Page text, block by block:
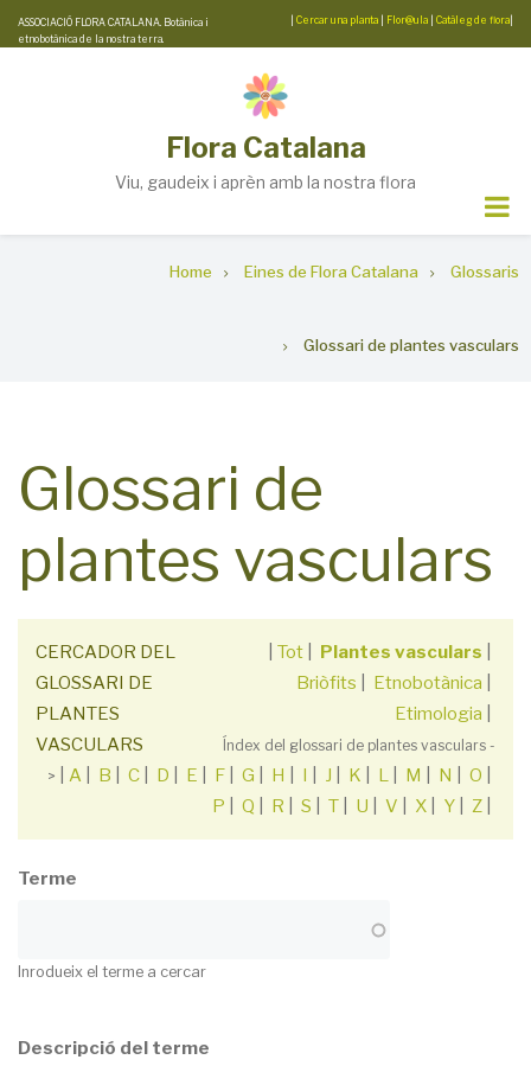
Skip
to
ASSOCIACIÓ FLORA CATALANA. Botànica i
etnobotànica de la nostra terra.
Cercar una planta Flor@ula Catàleg de flora
Flora Catalana
Viu, gaudeix i aprèn amb la nostra flora
Home Eines de Flora Catalana Glossaris
Glossari de plantes vasculars
Glossari de
plantes vasculars
CERCADOR DEL
GLOSSARI DE
PLANTES
VASCULARS
Tot Plantes vasculars
Briòfits
Etnobotànica
Etimologia
Índex del glossari de plantes vasculars -
>
A B C D E F G H I J K L M N O
P
Q R S T U V X Y Z
Terme
Inrodueix el terme a cercar
Descripció del terme